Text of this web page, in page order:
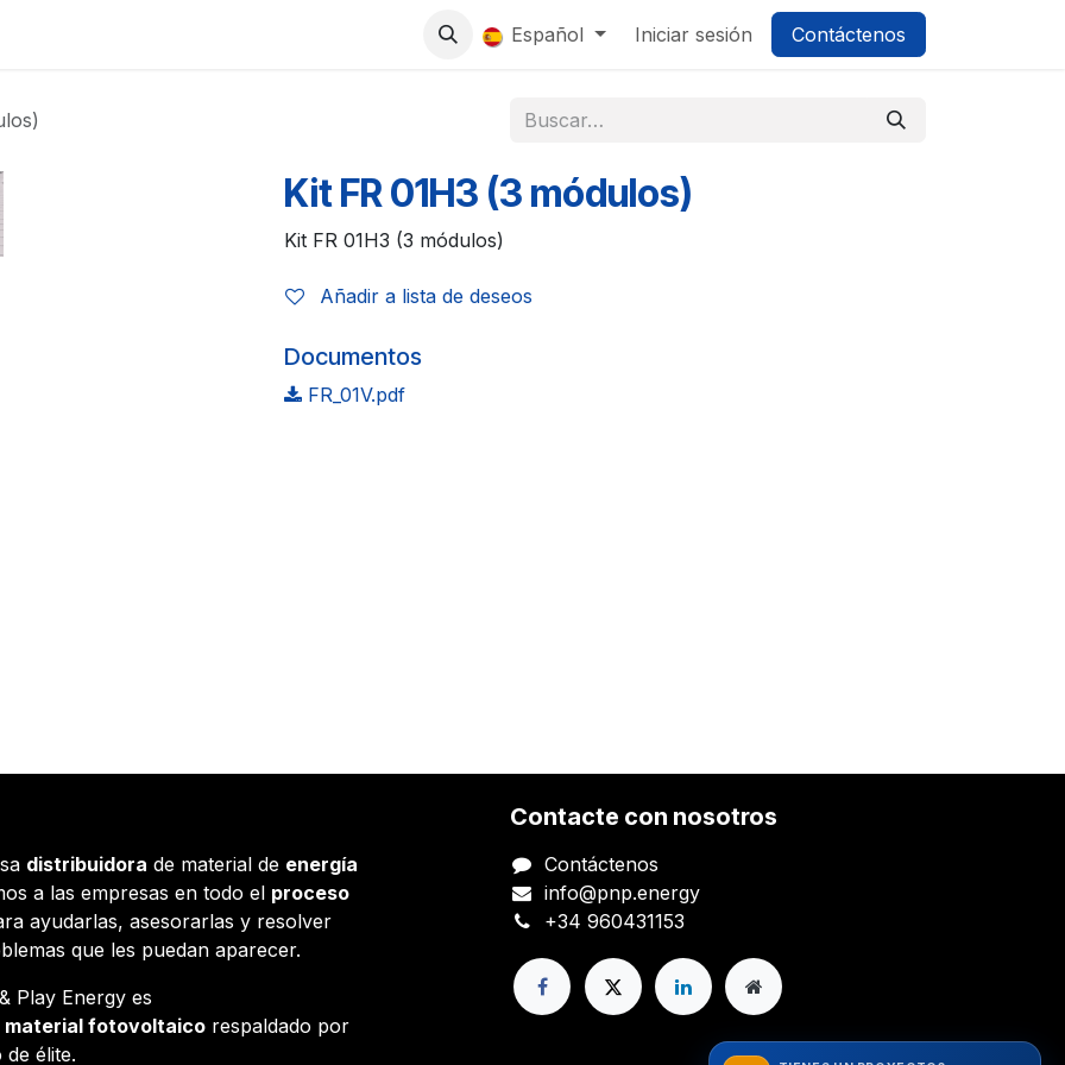
0 Español Iniciar sesión Contáctenos
Kit FR 01H3 (3 módulos)
Kit FR 01H3 (3 módulos)
Añadir a lista de deseos
Documentos
FR_01V.pdf
distribuidora de material de energía
a las empresas en todo el proceso
ayudarlas, asesorarlas y resolver
que les puedan aparecer.
Play Energy es
material fotovoltaico respaldado por
élite.
Contacte con nosotros
Contáctenos
info@pnp.energy
+34 960431153